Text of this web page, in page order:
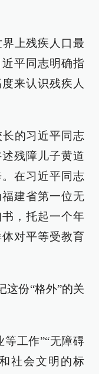
上残疾人口最
平同志明确指
来认识残疾人
的习近平同志
残障儿子黄道
在习近平同志
建省第一位无
，托起一个年
对平等受教育
这份“格外”的关
工作”“无障碍
社会文明的标